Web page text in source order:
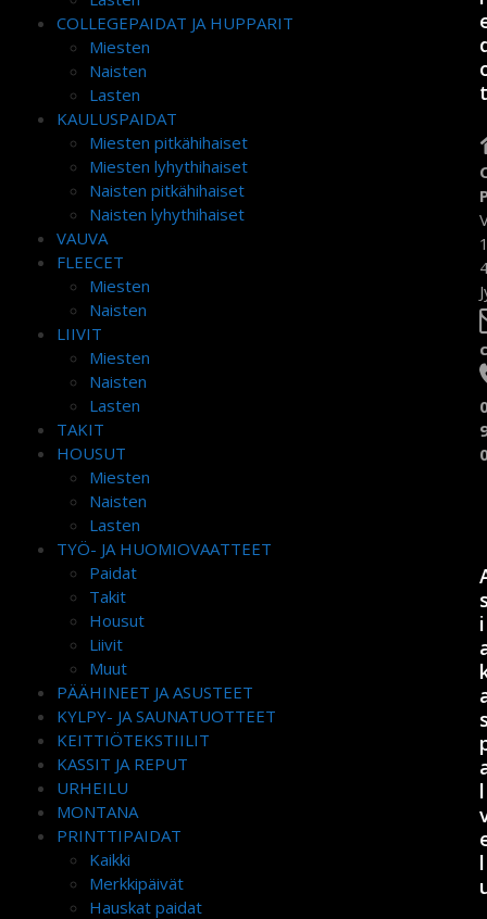
COLLEGEPAIDAT JA HUPPARIT
Miesten
Naisten
Lasten
KAULUSPAIDAT
Miesten pitkähihaiset
Miesten lyhythihaiset
Naisten pitkähihaiset
Naisten lyhythihaiset
VAUVA
FLEECET
Miesten
Naisten
LIIVIT
Miesten
Naisten
Lasten
TAKIT
HOUSUT
Miesten
Naisten
Lasten
TYÖ- JA HUOMIOVAATTEET
Paidat
Takit
Housut
Liivit
Muut
PÄÄHINEET JA ASUSTEET
KYLPY- JA SAUNATUOTTEET
KEITTIÖTEKSTIILIT
KASSIT JA REPUT
URHEILU
MONTANA
PRINTTIPAIDAT
Kaikki
Merkkipäivät
Hauskat paidat
t
i
l
l